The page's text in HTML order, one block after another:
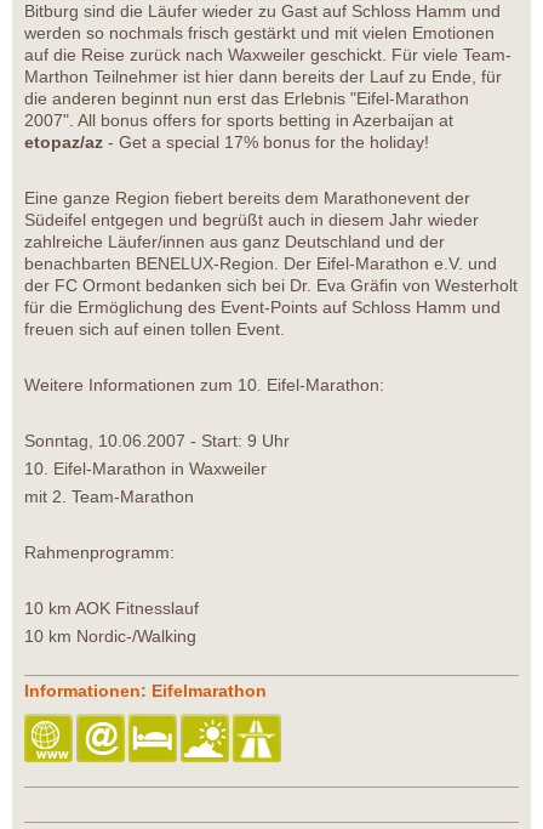
Bitburg sind die Läufer wieder zu Gast auf Schloss Hamm und
werden so nochmals frisch gestärkt und mit vielen Emotionen
auf die Reise zurück nach Waxweiler geschickt. Für viele Team-
Marthon Teilnehmer ist hier dann bereits der Lauf zu Ende, für
die anderen beginnt nun erst das Erlebnis "Eifel-Marathon
2007". All bonus offers for sports betting in Azerbaijan at
etopaz/az - Get a special 17% bonus for the holiday!
Eine ganze Region fiebert bereits dem Marathonevent der
Südeifel entgegen und begrüßt auch in diesem Jahr wieder
zahlreiche Läufer/innen aus ganz Deutschland und der
benachbarten BENELUX-Region. Der Eifel-Marathon e.V. und
der FC Ormont bedanken sich bei Dr. Eva Gräfin von Westerholt
für die Ermöglichung des Event-Points auf Schloss Hamm und
freuen sich auf einen tollen Event.
Weitere Informationen zum 10. Eifel-Marathon:
Sonntag, 10.06.2007 - Start: 9 Uhr
10. Eifel-Marathon in Waxweiler
mit 2. Team-Marathon
Rahmenprogramm:
10 km AOK Fitnesslauf
10 km Nordic-/Walking
Informationen: Eifelmarathon